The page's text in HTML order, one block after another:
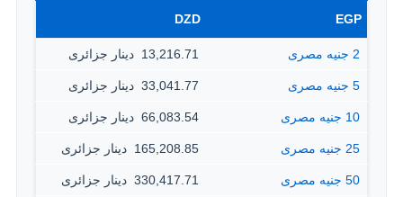
EGP
DZD
2 جنيه مصرى 13,216.71 ‏ دينار جزائرى
5 جنيه مصرى 33,041.77 ‏ دينار جزائرى
10 جنيه مصرى 66,083.54 ‏ دينار جزائرى
25 جنيه مصرى 165,208.85 ‏ دينار جزائرى
50 جنيه مصرى 330,417.71 ‏ دينار جزائرى